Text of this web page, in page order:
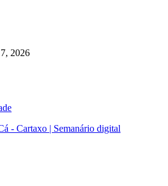
2026
- Cartaxo | Semanário digital